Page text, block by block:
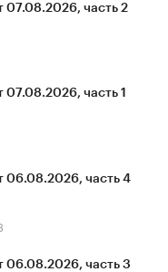
07.08.2026, часть 2
часть 1
06.08.2026, часть 4
06.08.2026, часть 3